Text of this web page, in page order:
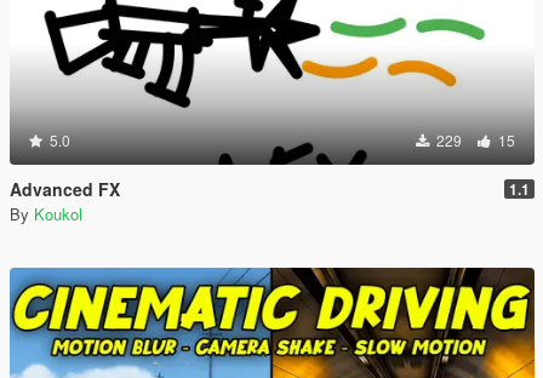
5.0 229 15
Advanced FX 1.1
By Koukol